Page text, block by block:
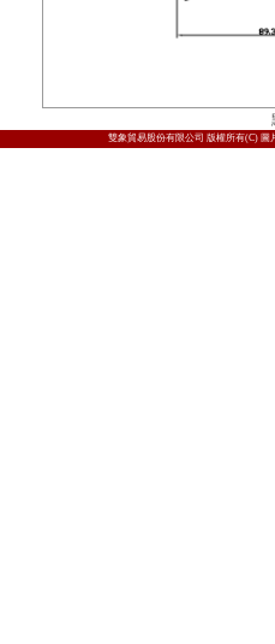
雙象貿易股份有限公司 版權所有(C) 圖